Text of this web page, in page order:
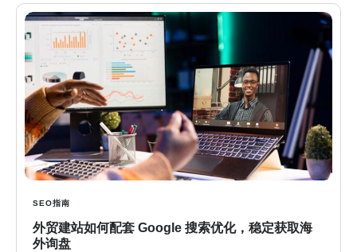
SEO指南
外贸建站如何配套 Google 搜索优化，稳定获取海
外询盘